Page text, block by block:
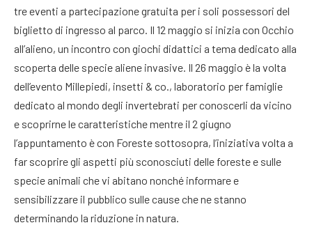
tre eventi a partecipazione gratuita per i soli possessori del
biglietto di ingresso al parco. Il 12 maggio si inizia con Occhio
all’alieno, un incontro con giochi didattici a tema dedicato alla
scoperta delle specie aliene invasive. Il 26 maggio è la volta
dell’evento Millepiedi, insetti & co., laboratorio per famiglie
dedicato al mondo degli invertebrati per conoscerli da vicino
e scoprirne le caratteristiche mentre il 2 giugno
l’appuntamento è con Foreste sottosopra, l’iniziativa volta a
far scoprire gli aspetti più sconosciuti delle foreste e sulle
specie animali che vi abitano nonché informare e
sensibilizzare il pubblico sulle cause che ne stanno
determinando la riduzione in natura.